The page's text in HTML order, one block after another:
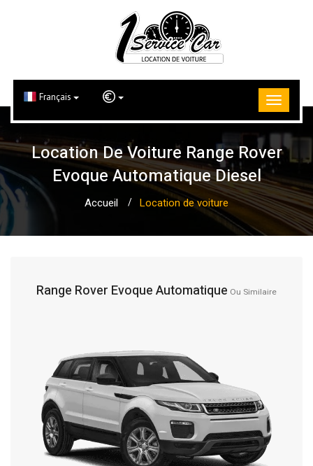
Français
Location De Voiture Range Rover
Evoque Automatique Diesel
Accueil Location de voiture
Range Rover Evoque Automatique Ou Similaire